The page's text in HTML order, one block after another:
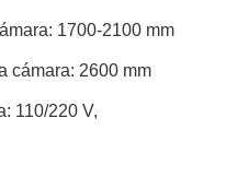
1700-2100 mm
cámara: 2600 mm
110/220 V,